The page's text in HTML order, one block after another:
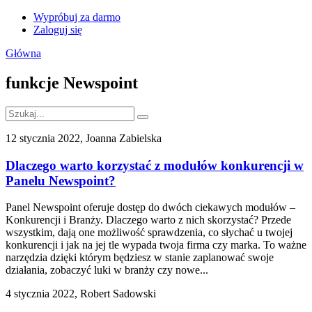
Wypróbuj za darmo
Zaloguj się
Główna
funkcje Newspoint
12 stycznia 2022, Joanna Zabielska
Dlaczego warto korzystać z modułów konkurencji w
Panelu Newspoint?
Panel Newspoint oferuje dostęp do dwóch ciekawych modułów –
Konkurencji i Branży. Dlaczego warto z nich skorzystać? Przede
wszystkim, dają one możliwość sprawdzenia, co słychać u twojej
konkurencji i jak na jej tle wypada twoja firma czy marka. To ważne
narzędzia dzięki którym będziesz w stanie zaplanować swoje
działania, zobaczyć luki w branży czy nowe...
4 stycznia 2022, Robert Sadowski